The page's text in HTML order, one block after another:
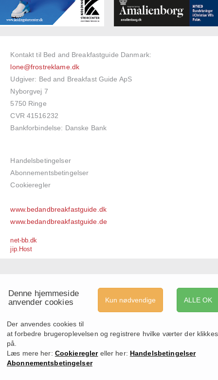
Kontakt til Bed and Breakfastguide Danmark:
lone@frostreklame.dk
Udgiver: Bed and Breakfast Guide ApS
Nyborgvej 7
5750 Ringe
CVR 41516232
Bankforbindelse: Danske Bank
Handelsbetingelser
Abonnementsbetingelser
Cookieregler
www.bedandbreakfastguide.dk
www.bedandbreakfastguide.de
net-bb.dk
jip.Host
ALLE OK
Kun nødvendige
Denne hjemmeside
anvender cookies
Der anvendes cookies til
at forbedre brugeroplevelsen og registrere hvilke værter der klikkes
på.
Læs mere her: Cookiereglereller her: Handelsbetingelser
Abonnementsbetingelser